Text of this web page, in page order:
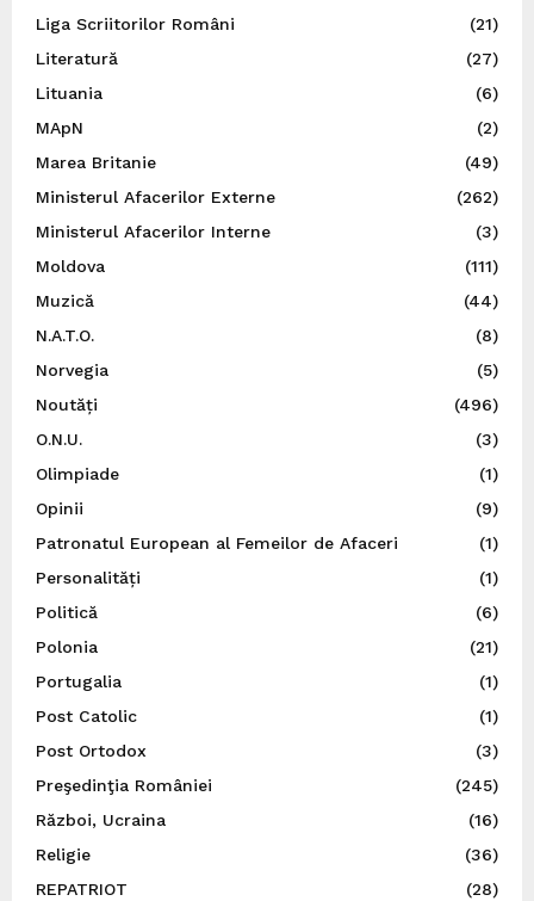
Liga Scriitorilor Români
(21)
Literatură
(27)
Lituania
(6)
MApN
(2)
Marea Britanie
(49)
Ministerul Afacerilor Externe
(262)
Ministerul Afacerilor Interne
(3)
Moldova
(111)
Muzică
(44)
N.A.T.O.
(8)
Norvegia
(5)
Noutăți
(496)
O.N.U.
(3)
Olimpiade
(1)
Opinii
(9)
Patronatul European al Femeilor de Afaceri
(1)
Personalități
(1)
Politică
(6)
Polonia
(21)
Portugalia
(1)
Post Catolic
(1)
Post Ortodox
(3)
Preşedinţia României
(245)
Război, Ucraina
(16)
Religie
(36)
REPATRIOT
(28)